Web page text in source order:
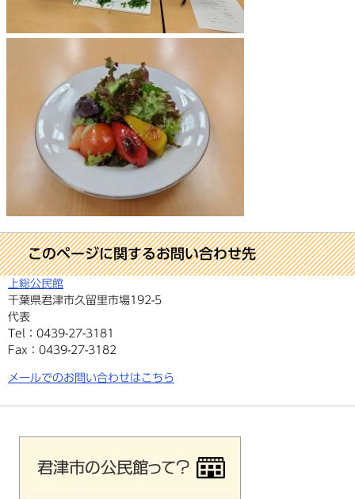
このページに関するお問い合わせ先
上総公民館
代表
千葉県君津市久留里市場192-5
Tel：0439-27-3181
Fax：0439-27-3182
メールでのお問い合わせはこちら